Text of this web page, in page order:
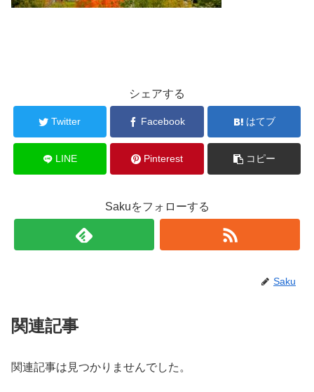
シェアする
Twitter Facebook はてブ
LINE Pinterest コピー
Sakuをフォローする
Saku
関連記事
関連記事は見つかりませんでした。